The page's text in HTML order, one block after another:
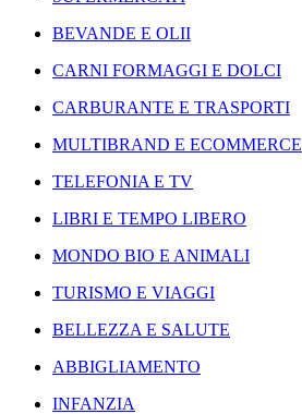
BEVANDE E OLII
CARNI FORMAGGI E DOLCI
CARBURANTE E TRASPORTI
MULTIBRAND E ECOMMERCE
TELEFONIA E TV
LIBRI E TEMPO LIBERO
MONDO BIO E ANIMALI
TURISMO E VIAGGI
BELLEZZA E SALUTE
ABBIGLIAMENTO
INFANZIA